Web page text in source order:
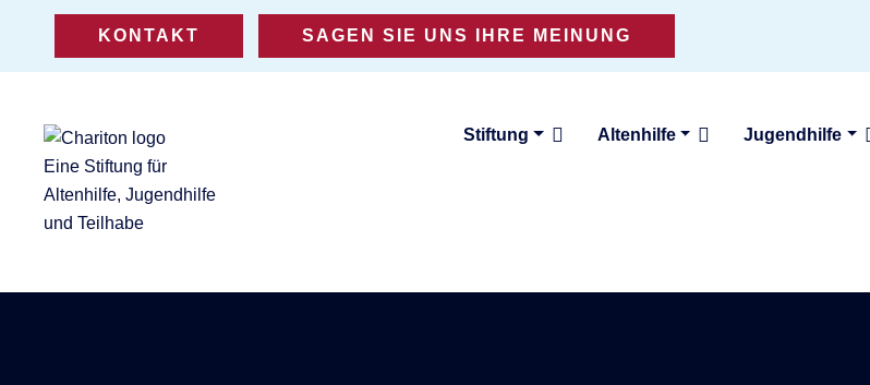
KONTAKT SAGEN SIE UNS IHRE MEINUNG
Eine Stiftung für
Altenhilfe, Jugendhilfe
und Teilhabe
Stiftung Altenhilfe Jugendhilfe